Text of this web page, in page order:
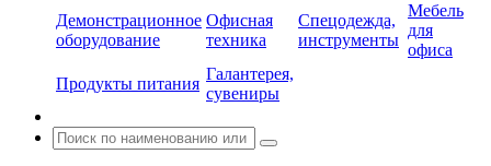
Демонстрационное
оборудование
Офисная
техника
Спецодежда,
инструменты
Мебель
для
офиса
Продукты питания
Галантерея,
сувениры